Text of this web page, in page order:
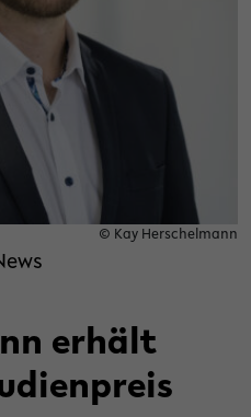
© Kay Herschelmann
erhält